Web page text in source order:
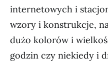
internetowych i
wzory i konstrukcje,
dużo kolorów i
godzin czy niekiedy i